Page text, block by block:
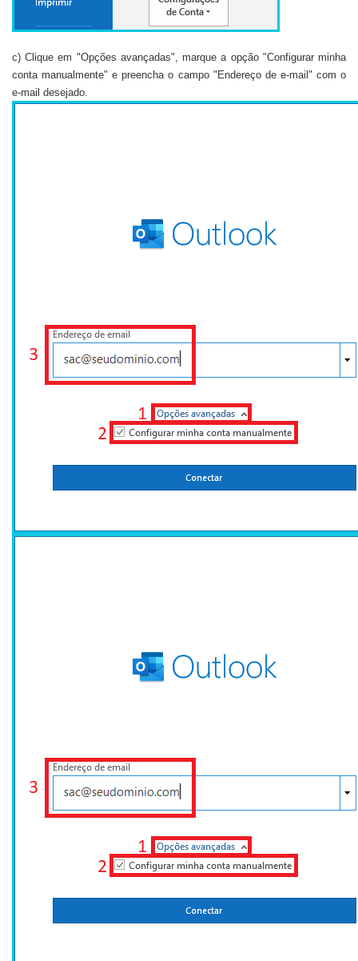
c) Clique em "Opções avançadas", marque a opção "Configurar minha
conta manualmente" e preencha o campo "Endereço de e-mail" com o
e-mail desejado.